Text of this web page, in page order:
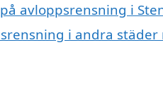
avloppsrensning i
i andra städer